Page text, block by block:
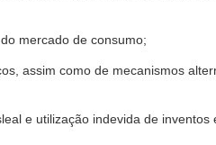
mercado de consumo;
assim como de mecanismos
e utilização indevida de inventos